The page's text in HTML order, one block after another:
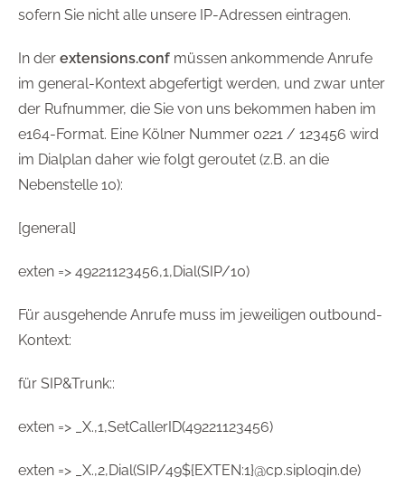
sofern Sie nicht alle unsere IP-Adressen eintragen.
In der extensions.conf müssen ankommende Anrufe
im general-Kontext abgefertigt werden, und zwar unter
der Rufnummer, die Sie von uns bekommen haben im
e164-Format. Eine Kölner Nummer 0221 / 123456 wird
im Dialplan daher wie folgt geroutet (z.B. an die
Nebenstelle 10):
[general]
exten => 49221123456,1,Dial(SIP/10)
Für ausgehende Anrufe muss im jeweiligen outbound-
Kontext:
für SIP&Trunk::
exten => _X.,1,SetCallerID(49221123456)
exten => _X.,2,Dial(SIP/49${EXTEN:1}@cp.siplogin.de)